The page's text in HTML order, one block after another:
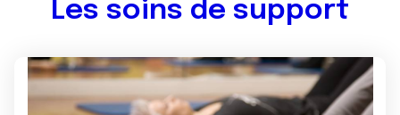
Les soins de support